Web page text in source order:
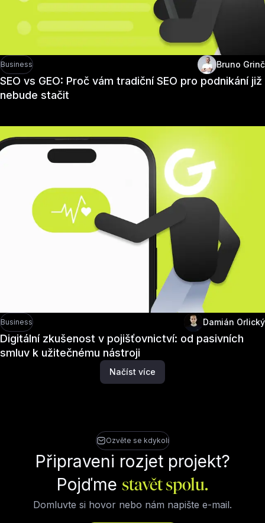
Business Bruno Grinč
SEO vs GEO: Proč vám tradiční SEO pro podnikání již
nebude stačit
Business Damián Orlický
Digitální zkušenost v pojišťovnictví: od pasivních
smluv k užitečnému nástroji
Načíst více
Ozvěte se kdykoli
Připraveni rozjet projekt?
Pojďmestavět spolu.
Domluvte si hovor nebo nám napište e-mail.